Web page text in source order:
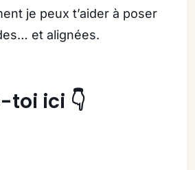
je peux t’aider à poser
et alignées.
toi ici 👇